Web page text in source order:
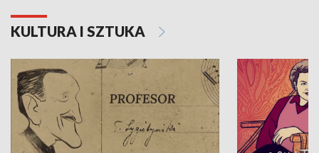
KULTURA I SZTUKA